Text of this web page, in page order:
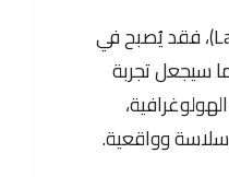
أما زمن الاستجابة (Latency)، فقد يُصبح في
ما سيجعل تجربة
سلاسة وواقعية.